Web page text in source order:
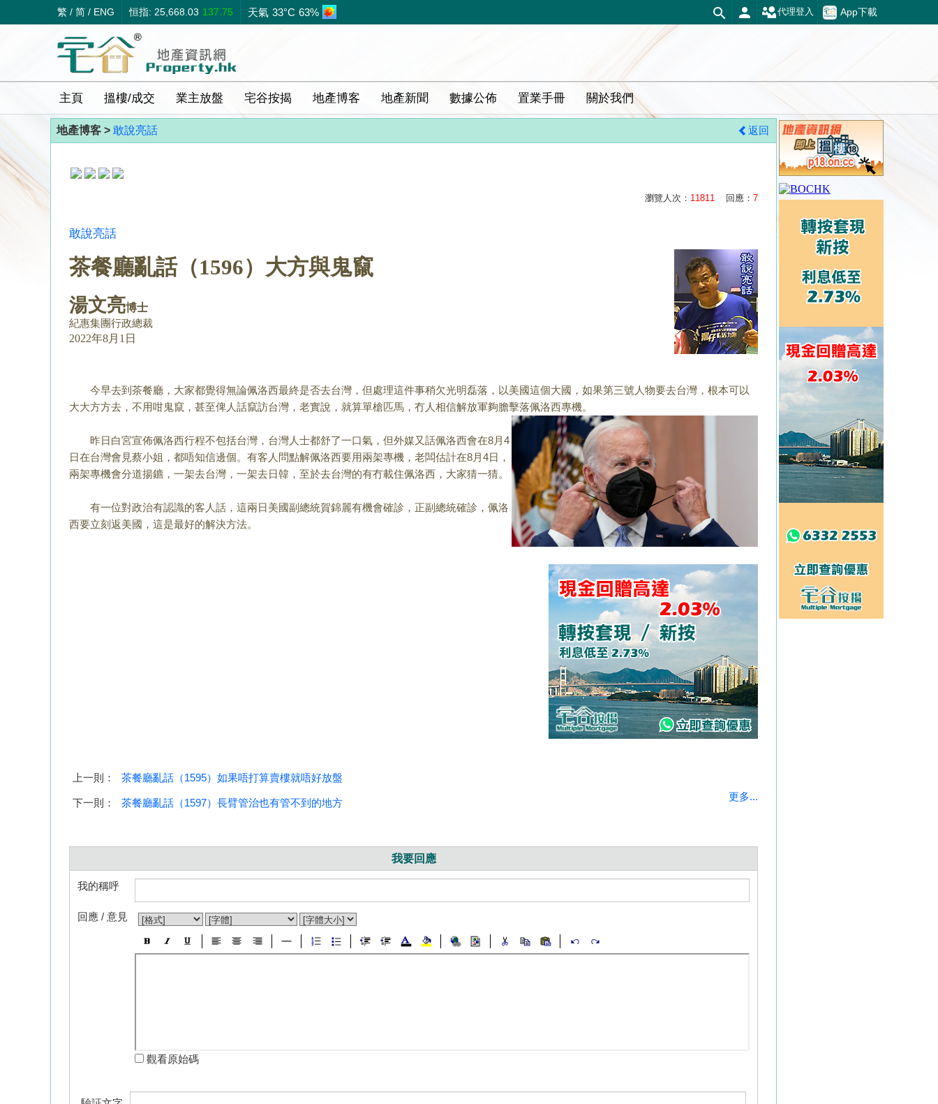
繁 / 简 / ENG 恒指: 25,668.03 137.75 天氣 33°C 63% App下載
代理登入
主頁 搵樓/成交 業主放盤 宅谷按揭 地產博客 地產新聞 數據公佈 置業手冊 關於我們
地產博客 > 敢說亮話 返回
瀏覽人次： 11811 回應： 7
敢說亮話
茶餐廳亂話（1596）大方與鬼竄
湯文亮博士
紀惠集團行政總裁
2022年8月1日
今早去到茶餐廳，大家都覺得無論佩洛西最終是否去台灣，但處理這件事稍欠光明磊落，以美國這個大國，如果第三號人物要去台灣， 根本可以
大大方方去，不用咁鬼竄，甚至俾人話竄訪台灣，老實說， 就算單槍匹馬，冇人相信解放軍夠膽擊落佩洛西專機。
昨日白宮宣佈佩洛西行程不包括台灣，台灣人士都舒了一口氣，但外媒又話佩洛西會在8月4
日在台灣會見蔡小姐，都唔知信邊個。有客 人問點解佩洛西要用兩架專機，老闆估計在8月4日，
兩架專機會分道揚鑣，一架去台灣，一架去日韓，至於去台灣的有冇載住佩洛西， 大家猜一猜。
有一位對政治有認識的客人話，這兩日美國副總統賀錦麗有機會確診 ，正副總統確診，佩洛
西要立刻返美國，這是最好的解決方法。
上一則： 茶餐廳亂話（1595）如果唔打算賣樓就唔好放盤
下一則： 茶餐廳亂話（1597）長臂管治也有管不到的地方
更多...
我要回應
我的稱呼
回應 / 意見
觀看原始碼